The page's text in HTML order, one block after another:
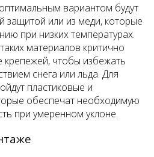
вариантом будут
защитой или из меди, которые
при низких температурах.
материалов критично
чтобы избежать
снега или льда. Для
пластиковые и
обеспечат необходимую
при умеренном уклоне.